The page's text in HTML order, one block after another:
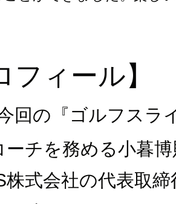
フィール】
回の『ゴルフスラ
ーチを務める小暮
株式会社の代表取